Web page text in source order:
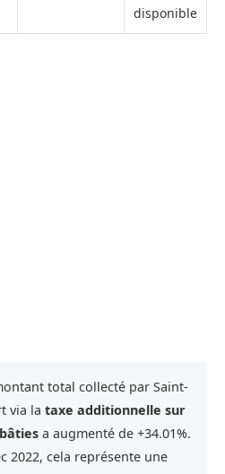
disponible
total collecté par Saint-
via la taxe additionnelle sur
a augmenté de +34.01%.
2022, cela représente une